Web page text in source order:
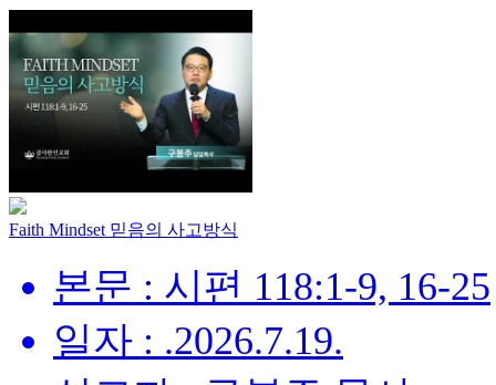
Faith Mindset 믿음의 사고방식
본문 : 시편 118:1-9, 16-25
일자 : .2026.7.19.